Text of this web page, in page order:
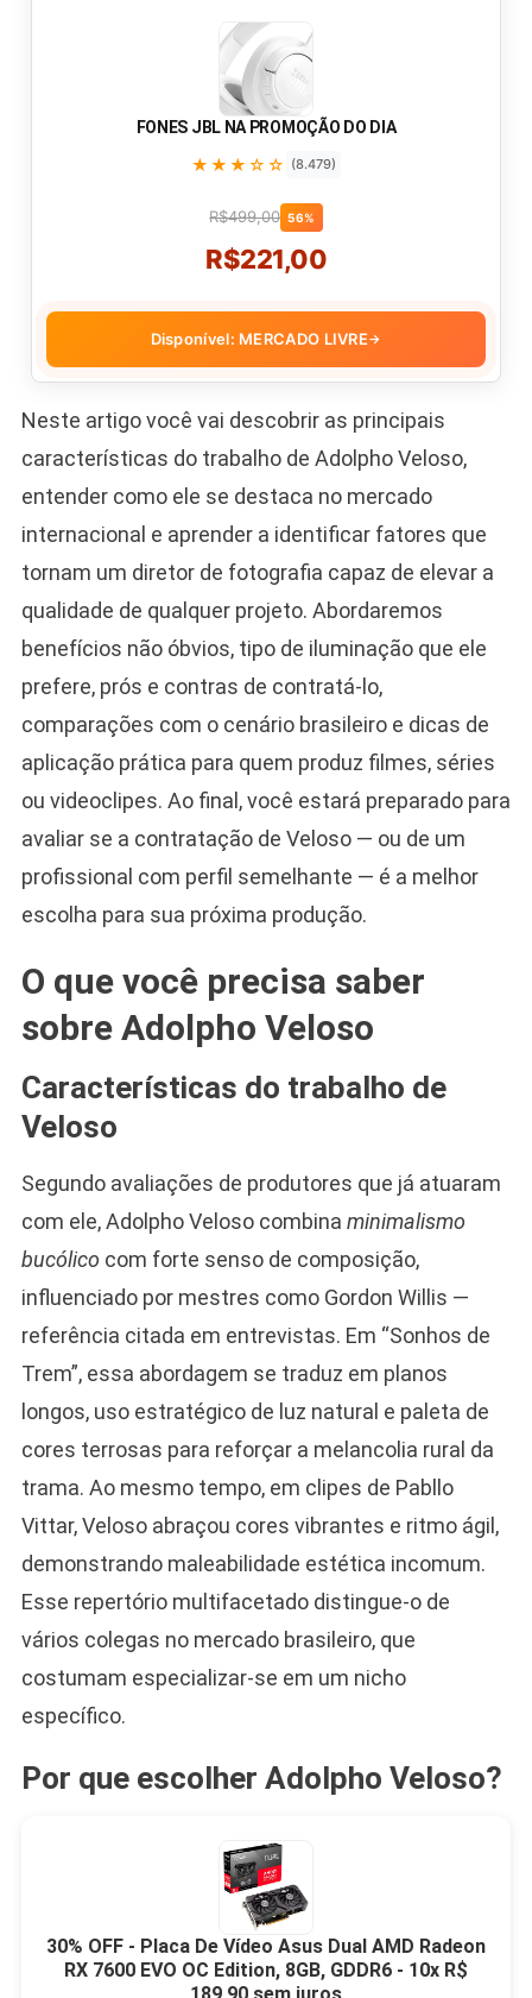
FONES JBL NA PROMOÇÃO DO DIA
★★★☆☆ (8.479)
R$499,00 56%
R$221,00
Disponível: MERCADO LIVRE→
Neste artigo você vai descobrir as principais
características do trabalho de Adolpho Veloso,
entender como ele se destaca no mercado
internacional e aprender a identificar fatores que
tornam um diretor de fotografia capaz de elevar a
qualidade de qualquer projeto. Abordaremos
benefícios não óbvios, tipo de iluminação que ele
prefere, prós e contras de contratá-lo,
comparações com o cenário brasileiro e dicas de
aplicação prática para quem produz filmes, séries
ou videoclipes. Ao final, você estará preparado para
avaliar se a contratação de Veloso — ou de um
profissional com perfil semelhante — é a melhor
escolha para sua próxima produção.
O que você precisa saber
sobre Adolpho Veloso
Características do trabalho de
Veloso
Segundo avaliações de produtores que já atuaram
com ele, Adolpho Veloso combina minimalismo
bucólico com forte senso de composição,
influenciado por mestres como Gordon Willis —
referência citada em entrevistas. Em “Sonhos de
Trem”, essa abordagem se traduz em planos
longos, uso estratégico de luz natural e paleta de
cores terrosas para reforçar a melancolia rural da
trama. Ao mesmo tempo, em clipes de Pabllo
Vittar, Veloso abraçou cores vibrantes e ritmo ágil,
demonstrando maleabilidade estética incomum.
Esse repertório multifacetado distingue-o de
vários colegas no mercado brasileiro, que
costumam especializar-se em um nicho
específico.
Por que escolher Adolpho Veloso?
30% OFF - Placa De Vídeo Asus Dual AMD Radeon
RX 7600 EVO OC Edition, 8GB, GDDR6 - 10x R$